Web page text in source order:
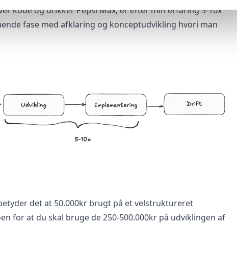
kode og drikker Pepsi Max, er efter min erfaring 5-10x
fase med afklaring og konceptudvikling hvori man
det at 50.000kr brugt på et velstruktureret
for at du skal bruge de 250-500.000kr på udviklingen af